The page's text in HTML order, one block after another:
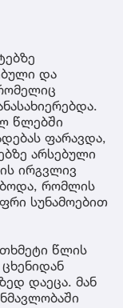
და
წლებში
ფარავდა,
არსებული
ირგვლივ
რომლის
სუნამოებით
წლის
დაეცა. მან